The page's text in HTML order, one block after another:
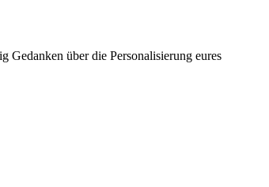
Gedanken über die Personalisierung eures